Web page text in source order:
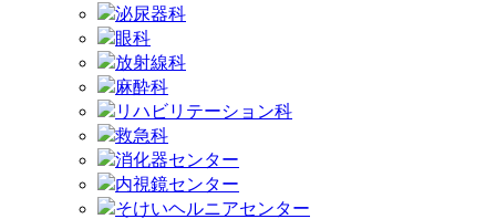
泌尿器科
眼科
放射線科
麻酔科
リハビリテーション科
救急科
消化器センター
内視鏡センター
そけいヘルニアセンター